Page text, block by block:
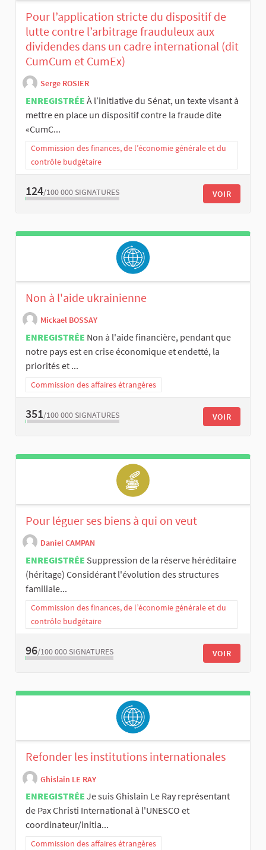
Pour l’application stricte du dispositif de
lutte contre l’arbitrage frauduleux aux
dividendes dans un cadre international (dit
CumCum et CumEx)
Serge ROSIER
ENREGISTRÉE À l’initiative du Sénat, un texte visant à
mettre en place un dispositif contre la fraude dite
«CumC...
Commission des finances, de l’économie générale et du
contrôle budgétaire
124/100 000 SIGNATURES VOIR
Non à l'aide ukrainienne
Mickael BOSSAY
ENREGISTRÉE Non à l'aide financière, pendant que
notre pays est en crise économique et endetté, la
priorités et ...
Commission des affaires étrangères
351/100 000 SIGNATURES VOIR
Pour léguer ses biens à qui on veut
Daniel CAMPAN
ENREGISTRÉE Suppression de la réserve héréditaire
(héritage) Considérant l'évolution des structures
familiale...
Commission des finances, de l’économie générale et du
contrôle budgétaire
96/100 000 SIGNATURES VOIR
Refonder les institutions internationales
Ghislain LE RAY
ENREGISTRÉE Je suis Ghislain Le Ray représentant
de Pax Christi International à l'UNESCO et
coordinateur/initia...
Commission des affaires étrangères